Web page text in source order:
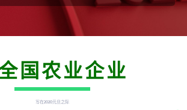
国农业企业
写在2020元旦之际